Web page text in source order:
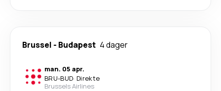
Brussel - Budapest 4 dager
man. 05 apr.
BRU-BUD· Direkte
Brussels Airlines